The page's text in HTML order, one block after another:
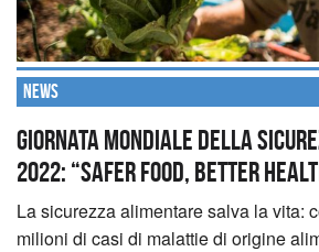
News
Giornata mondiale della
2022: “Safer food, better
La sicurezza alimentare salva la vita:
milioni di casi di malattie di origine